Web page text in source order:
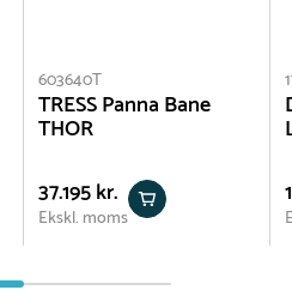
603640T
TRESS Panna Bane
THOR
37.195 kr.
Ekskl. moms